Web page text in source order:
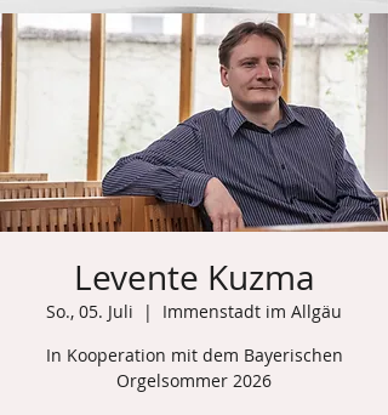
Levente Kuzma
So., 05. Juli
  |
Immenstadt im Allgäu
In Kooperation mit dem Bayerischen
Orgelsommer 2026